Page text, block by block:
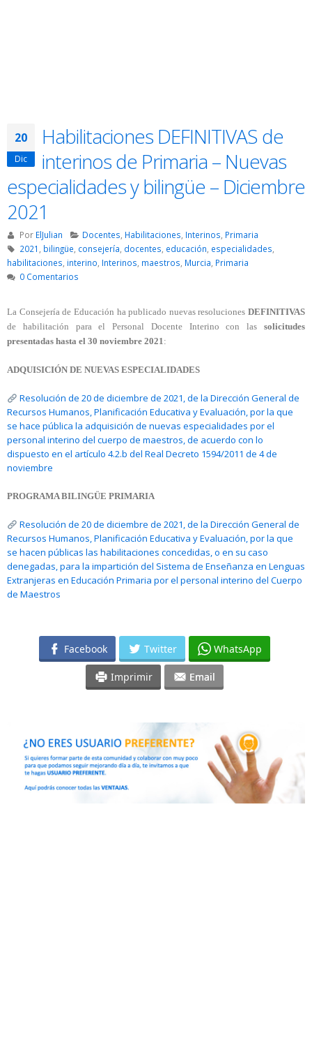
20
Dic
Habilitaciones DEFINITIVAS de
interinos de Primaria – Nuevas
especialidades y bilingüe – Diciembre
2021
Por ElJulian Docentes Habilitaciones Interinos Primaria
2021
bilingüe consejería docentes educación especialidades
habilitaciones, interino, Interinos, maestros, Murcia, Primaria
0 Comentarios
La Consejería de Educación ha publicado nuevas resoluciones DEFINITIVAS
de habilitación para el Personal Docente Interino con las solicitudes
presentadas hasta el 30 noviembre 2021:
ADQUISICIÓN DE NUEVAS ESPECIALIDADES
Resolución de 20 de diciembre de 2021, de la Dirección General de
Recursos Humanos, Planificación Educativa y Evaluación, por la que
se hace pública la adquisición de nuevas especialidades por el
personal interino del cuerpo de maestros, de acuerdo con lo
dispuesto en el artículo 4.2.b del Real Decreto 1594/2011 de 4 de
noviembre
PROGRAMA BILINGÜE PRIMARIA
Resolución de 20 de diciembre de 2021, de la Dirección General de
Recursos Humanos, Planificación Educativa y Evaluación, por la que
se hacen públicas las habilitaciones concedidas, o en su caso
denegadas, para la impartición del Sistema de Enseñanza en Lenguas
Extranjeras en Educación Primaria por el personal interino del Cuerpo
de Maestros
Facebook Twitter WhatsApp
Imprimir Email